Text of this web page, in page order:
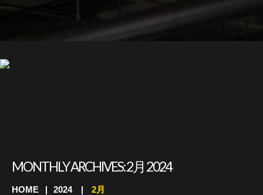
MONTHLY ARCHIVES:2月 2024
HOME 2024 2月